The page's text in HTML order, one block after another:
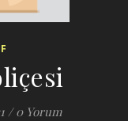
/ 0 Yorum